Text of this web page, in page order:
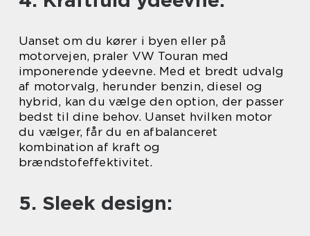
Uanset om du kører i byen eller på
motorvejen, praler VW Touran med
imponerende ydeevne. Med et bredt udvalg
af motorvalg, herunder benzin, diesel og
hybrid, kan du vælge den option, der passer
bedst til dine behov. Uanset hvilken motor
du vælger, får du en afbalanceret
kombination af kraft og
brændstofeffektivitet.
5. Sleek design: